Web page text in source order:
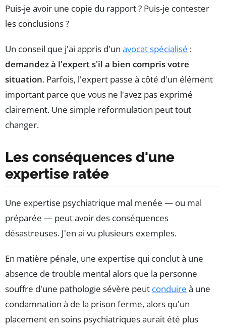
Puis-je avoir une copie du rapport ? Puis-je contester
les conclusions ?
Un conseil que j'ai appris d'un avocat spécialisé :
demandez à l'expert s'il a bien compris votre
situation. Parfois, l'expert passe à côté d'un élément
important parce que vous ne l'avez pas exprimé
clairement. Une simple reformulation peut tout
changer.
Les conséquences d'une
expertise ratée
Une expertise psychiatrique mal menée — ou mal
préparée — peut avoir des conséquences
désastreuses. J'en ai vu plusieurs exemples.
En matière pénale, une expertise qui conclut à une
absence de trouble mental alors que la personne
souffre d'une pathologie sévère peut conduire à une
condamnation à de la prison ferme, alors qu'un
placement en soins psychiatriques aurait été plus